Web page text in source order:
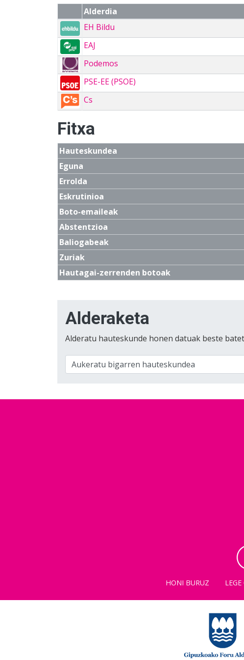
Alderdia
EH Bildu
EAJ
Podemos
PSE-EE (PSOE)
Cs
Fitxa
Hauteskundea
Eguna
Errolda
Eskrutinioa
Boto-emaileak
Abstentzioa
Baliogabeak
Zuriak
Hautagai-zerrenden botoak
Alderaketa
Alderatu hauteskunde honen datuak beste
HONI BURUZ